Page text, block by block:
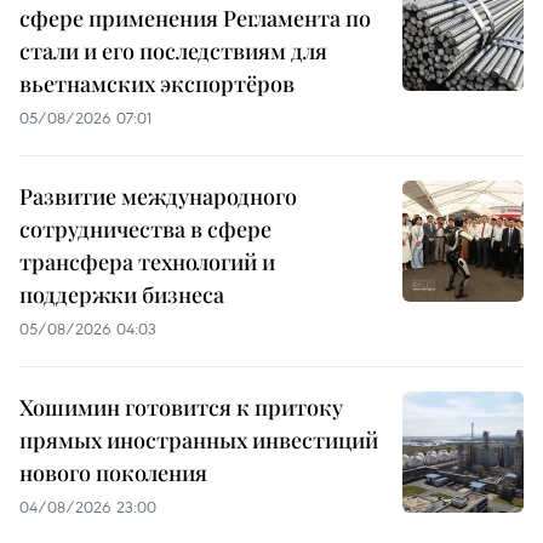
сфере применения Регламента по
стали и его последствиям для
вьетнамских экспортёров
05/08/2026 07:01
Развитие международного
сотрудничества в сфере
трансфера технологий и
поддержки бизнеса
05/08/2026 04:03
Хошимин готовится к притоку
прямых иностранных инвестиций
нового поколения
04/08/2026 23:00